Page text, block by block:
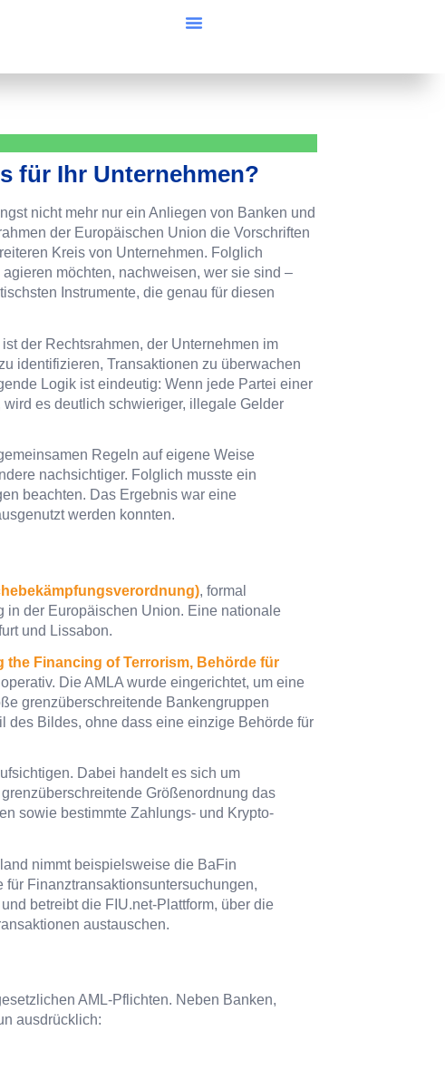
für Ihr Unternehmen?
nicht mehr nur ein Anliegen von Banken und
der Europäischen Union die Vorschriften
Kreis von Unternehmen. Folglich
möchten, nachweisen, wer sie sind –
Instrumente, die genau für diesen
der Rechtsrahmen, der Unternehmen im
identifizieren, Transaktionen zu überwachen
Logik ist eindeutig: Wenn jede Partei einer
es deutlich schwieriger, illegale Gelder
Regeln auf eigene Weise
nachsichtiger. Folglich musste ein
beachten. Das Ergebnis war eine
werden konnten.
, formal
in der Europäischen Union. Eine nationale
und Lissabon.
Financing of Terrorism, Behörde für
Die AMLA wurde eingerichtet, um eine
grenzüberschreitende Bankengruppen
des Bildes, ohne dass eine einzige Behörde für
Dabei handelt es sich um
Größenordnung das
sowie bestimmte Zahlungs- und Krypto-
nimmt beispielsweise die BaFin
Finanztransaktionsuntersuchungen,
betreibt die FIU.net-Plattform, über die
austauschen.
AML-Pflichten. Neben Banken,
ausdrücklich: